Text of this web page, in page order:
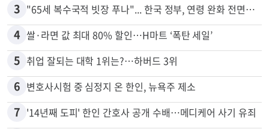
3 "65세 복수국적 빗장 푸나"... 한국 정부, 연령 완화 전면 추진
4 쌀·라면 값 최대 80% 할인…H마트 ‘폭탄 세일’
5 취업 잘되는 대학 1위는?…하버드 3위
6 변호사시험 중 심정지 온 한인, 뉴욕주 제소
7 '14년째 도피' 한인 간호사 공개 수배…메디케어 사기 유죄